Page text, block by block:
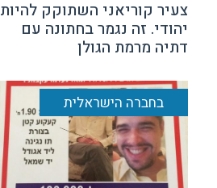
צעיר קוריאני השתוקק להיות
יהודי. זה נגמר בחתונה עם
דתיה מרמת הגולן
בחברה הישראלית